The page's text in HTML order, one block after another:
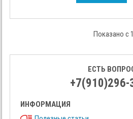
Показано с
ЕСТЬ
+7(910)296-
ИНФОРМАЦИЯ